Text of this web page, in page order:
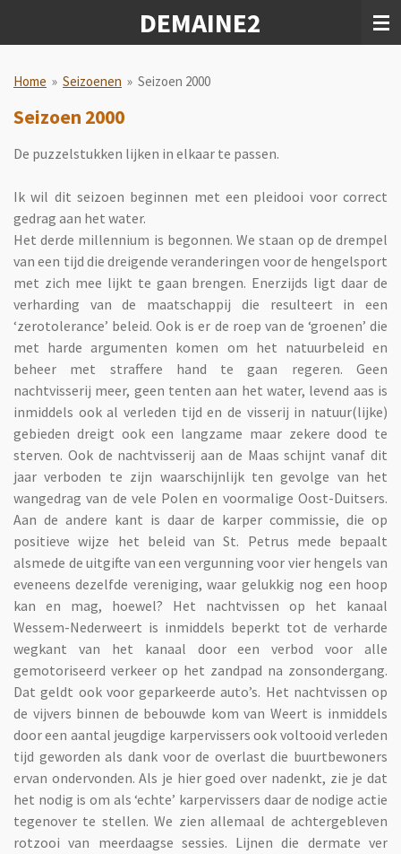
de
DEMAINE2
Home » Seizoenen » Seizoen 2000
Seizoen 2000
De puzzelstukken lijken in elkaar te passen.
Ik wil dit seizoen beginnen met een pleidooi voor correct
gedrag aan het water.
Het derde millennium is begonnen. We staan op de drempel
van een tijd die dreigende veranderingen voor de hengelsport
met zich mee lijkt te gaan brengen. Enerzijds ligt daar de
verharding van de maatschappij die resulteert in een
‘zerotolerance’ beleid. Ook is er de roep van de ‘groenen’ die
met harde argumenten komen om het natuurbeleid en
beheer met straffere hand te gaan regeren. Geen
nachtvisserij meer, geen tenten aan het water, levend aas is
inmiddels ook al verleden tijd en de visserij in natuur(lijke)
gebieden dreigt ook een langzame maar zekere dood te
sterven. Ook de nachtvisserij aan de Maas schijnt vanaf dit
jaar verboden te zijn waarschijnlijk ten gevolge van het
wangedrag van de vele Polen en voormalige Oost-Duitsers.
Aan de andere kant is daar de karper commissie, die op
positieve wijze het beleid van St. Petrus mede bepaalt
alsmede de uitgifte van een vergunning voor vier hengels van
eveneens dezelfde vereniging, waar gelukkig nog een hoop
kan en mag, hoewel? Het nachtvissen op het kanaal
Wessem-Nederweert is inmiddels beperkt tot de verharde
wegkant van het kanaal door een verbod voor alle
gemotoriseerd verkeer op het zandpad na zonsondergang.
Dat geldt ook voor geparkeerde auto’s. Het nachtvissen op
de vijvers binnen de bebouwde kom van Weert is inmiddels
door een aantal jeugdige karpervissers ook voltooid verleden
tijd geworden als dank voor de overlast die buurtbewoners
ervan ondervonden. Als je hier goed over nadenkt, zie je dat
het nodig is om als ‘echte’ karpervissers daar de nodige actie
tegenover te stellen. We zien allemaal de achtergebleven
rotzooi van meerdaagse sessies. Lijnen die dermate ver